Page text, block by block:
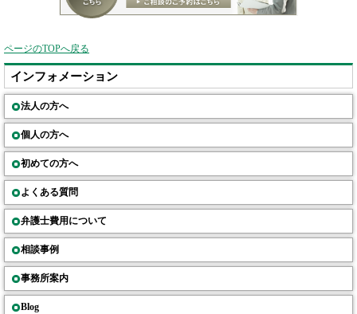
ページのTOPへ戻る
インフォメーション
法人の方へ
個人の方へ
初めての方へ
よくある質問
弁護士費用について
相談事例
事務所案内
Blog